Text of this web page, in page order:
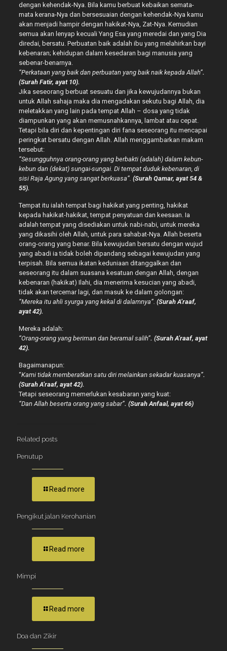
dengan kehendak-Nya. Bila kamu berbuat kebaikan semata-
mata kerana-Nya dan bersesuaian dengan kehendak-Nya kamu
akan menjadi hampir dengan hakikat-Nya, Zat-Nya. Kemudian
semua akan lenyap kecuali Yang Esa yang meredai dan yang Dia
diredai, bersatu. Perbuatan baik adalah ibu yang melahirkan bayi
kebenaran; kehidupan dalam kesedaran bagi manusia yang
sebenar-benarnya.
“Perkataan yang baik dan perbuatan yang baik naik kepada Allah”.
(Surah Fatir, ayat 10).
Jika seseorang berbuat sesuatu dan jika kewujudannya bukan
untuk Allah sahaja maka dia mengadakan sekutu bagi Allah, dia
meletakkan yang lain pada tempat Allah – dosa yang tidak
diampunkan yang akan memusnahkannya, lambat atau cepat.
Tetapi bila diri dan kepentingan diri fana seseorang itu mencapai
peringkat bersatu dengan Allah. Allah menggambarkan makam
tersebut:
“Sesungguhnya orang-orang yang berbakti (adalah) dalam kebun-
kebun dan (dekat) sungai-sungai. Di tempat duduk kebenaran, di
sisi Raja Agung yang sangat berkuasa”. (Surah Qamar, ayat 54 &
55).
Tempat itu ialah tempat bagi hakikat yang penting, hakikat
kepada hakikat-hakikat, tempat penyatuan dan keesaan. Ia
adalah tempat yang disediakan untuk nabi-nabi, untuk mereka
yang dikasihi oleh Allah, untuk para sahabat-Nya. Allah beserta
orang-orang yang benar. Bila kewujudan bersatu dengan wujud
yang abadi ia tidak boleh dipandang sebagai kewujudan yang
terpisah. Bila semua ikatan keduniaan ditanggalkan dan
seseorang itu dalam suasana kesatuan dengan Allah, dengan
kebenaran (hakikat) Ilahi, dia menerima kesucian yang abadi,
tidak akan tercemar lagi, dan masuk ke dalam golongan:
“Mereka itu ahli syurga yang kekal di dalamnya”. (Surah A’raaf,
ayat 42).
Mereka adalah:
“Orang-orang yang beriman dan beramal salih”. (Surah A’raaf, ayat
42).
Bagaimanapun:
“Kami tidak memberatkan satu diri melainkan sekadar kuasanya”.
(Surah A’raaf, ayat 42).
Tetapi seseorang memerlukan kesabaran yang kuat:
“Dan Allah beserta orang yang sabar”. (Surah Anfaal, ayat 66)
Related posts
Penutup
Read more
Pengikut jalan Kerohanian
Read more
Mimpi
Read more
Doa dan Zikir